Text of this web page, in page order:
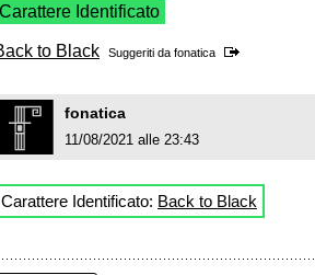
Carattere Identificato
to Black Suggeriti da fonatica
fonatica
11/08/2021 alle 23:43
Carattere Identificato: Back to Black